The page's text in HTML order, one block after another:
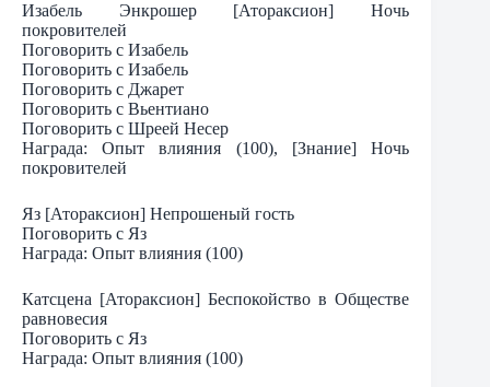
Изабель Энкрошер [Атораксион] Ночь
покровителей
Поговорить с Изабель
Поговорить с Изабель
Поговорить с Джарет
Поговорить с Вьентиано
Поговорить с Шреей Несер
Награда: Опыт влияния (100), [Знание] Ночь
покровителей
Яз [Атораксион] Непрошеный гость
Поговорить с Яз
Награда: Опыт влияния (100)
Катсцена [Атораксион] Беспокойство в Обществе
равновесия
Поговорить с Яз
Награда: Опыт влияния (100)